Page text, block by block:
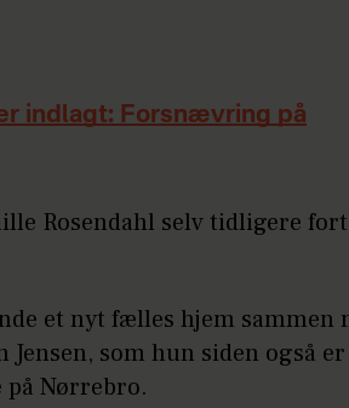
indlagt: Forsnævring på
Rosendahl selv tidligere
et nyt fælles hjem sammen
som hun siden også
Nørrebro.